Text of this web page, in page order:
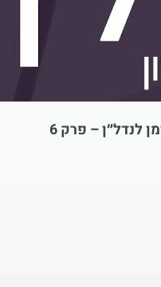
– פרק 6